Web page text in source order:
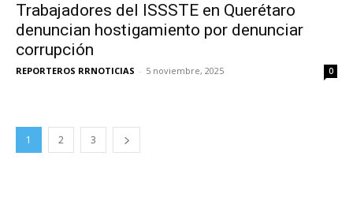
Trabajadores del ISSSTE en Querétaro
denuncian hostigamiento por denunciar
corrupción
REPORTEROS RRNOTICIAS - 5 noviembre, 2025 0
1 2 3